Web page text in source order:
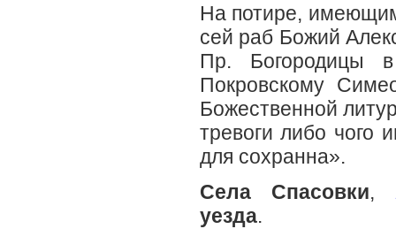
На потире,
сей раб Божий
Пр. Богородицы
Покровскому
Божественной
тревоги либо чого
для сохранна».
Села Спасовки,
уезда.